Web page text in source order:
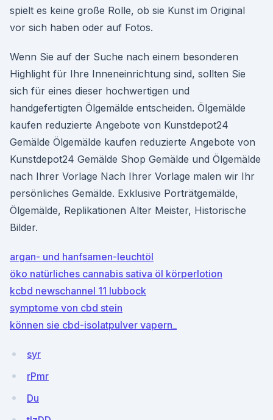
spielt es keine große Rolle, ob sie Kunst im Original
vor sich haben oder auf Fotos.
Wenn Sie auf der Suche nach einem besonderen
Highlight für Ihre Inneneinrichtung sind, sollten Sie
sich für eines dieser hochwertigen und
handgefertigten Ölgemälde entscheiden. Ölgemälde
kaufen reduzierte Angebote von Kunstdepot24
Gemälde Ölgemälde kaufen reduzierte Angebote von
Kunstdepot24 Gemälde Shop Gemälde und Ölgemälde
nach Ihrer Vorlage Nach Ihrer Vorlage malen wir Ihr
persönliches Gemälde. Exklusive Porträtgemälde,
Ölgemälde, Replikationen Alter Meister, Historische
Bilder.
argan- und hanfsamen-leuchtöl
öko natürliches cannabis sativa öl körperlotion
kcbd newschannel 11 lubbock
symptome von cbd stein
können sie cbd-isolatpulver vapern_
syr
rPmr
Du